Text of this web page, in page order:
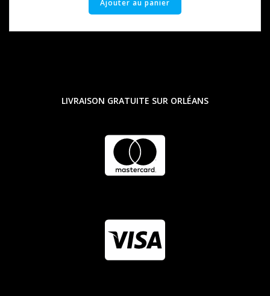
Ajouter au panier
LIVRAISON GRATUITE SUR ORLÉANS